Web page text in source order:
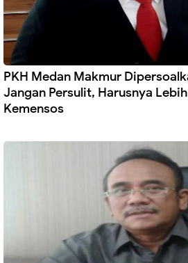
PKH Medan Makmur
Jangan Persulit, Harusnya
Kemensos